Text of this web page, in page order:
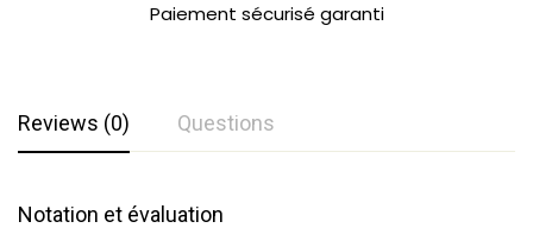
Paiement sécurisé garanti
Reviews (0) Questions
Notation et évaluation
Questions et réponses